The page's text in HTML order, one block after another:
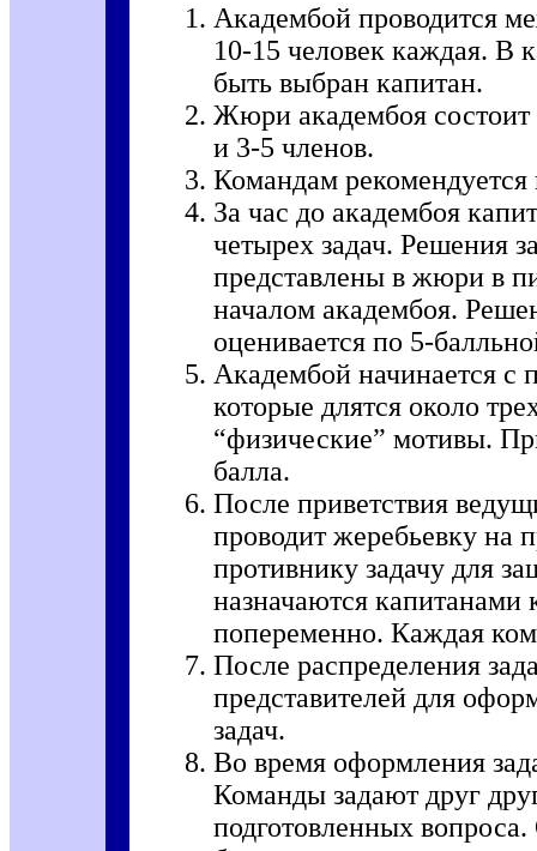
Академбой проводится
10-15 человек каждая. В
быть выбран капитан.
Жюри академбоя состоит
и 3-5 членов.
Командам рекомендуется
За час до академбоя
четырех задач. Решения
представлены в жюри в
началом академбоя.
оценивается по 5-
Академбой начинается с
которые длятся около
“физические” мотивы.
балла.
После приветствия
проводит жеребьевку на
противнику задачу для
назначаются капитанами
попеременно. Каждая
После распределения
представителей для
задач.
Во время оформления
Команды задают друг
подготовленных